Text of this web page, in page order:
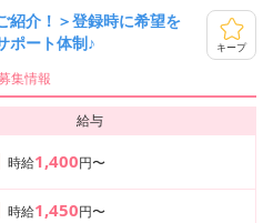
紹介！＞登録時に希望を
ポート体制♪
キープ
集情報
給与
時給1,400円〜
時給1,450円〜